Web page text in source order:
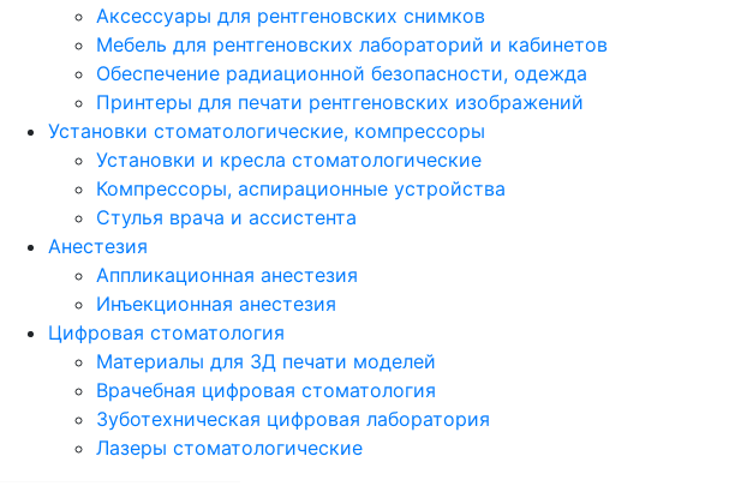
Аксессуары для рентгеновских снимков
Мебель для рентгеновских лабораторий и кабинетов
Обеспечение радиационной безопасности, одежда
Принтеры для печати рентгеновских изображений
Установки стоматологические, компрессоры
Установки и кресла стоматологические
Компрессоры, аспирационные устройства
Стулья врача и ассистента
Анестезия
Аппликационная анестезия
Инъекционная анестезия
Цифровая стоматология
Материалы для 3Д печати моделей
Врачебная цифровая стоматология
Зуботехническая цифровая лаборатория
Лазеры стоматологические